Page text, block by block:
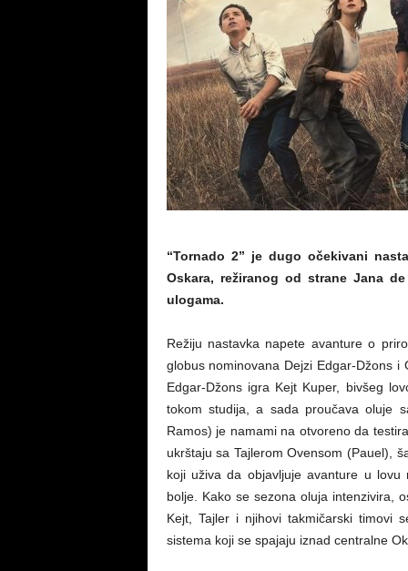
“Tornado 2” je dugo očekivani
Oskara, režiranog od strane Jana
ulogama.
Režiju nastavka napete avanture o
globus nominovana Dejzi Edgar-Džons
Edgar-Džons igra Kejt Kuper, bivšeg
tokom studija, a sada proučava oluje
Ramos) je namami na otvoreno da
ukrštaju sa Tajlerom Ovensom (Pauel),
koji uživa da objavljuje avanture u
bolje. Kako se sezona oluja intenzivira,
Kejt, Tajler i njihovi takmičarski timovi
sistema koji se spajaju iznad centralne